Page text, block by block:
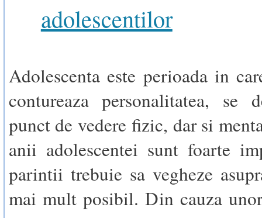
adolescentilor
Adolescenta este perioada in
contureaza personalitatea, se
punct de vedere fizic, dar si
anii adolescentei sunt foarte
parintii trebuie sa vegheze
mai mult posibil. Din cauza